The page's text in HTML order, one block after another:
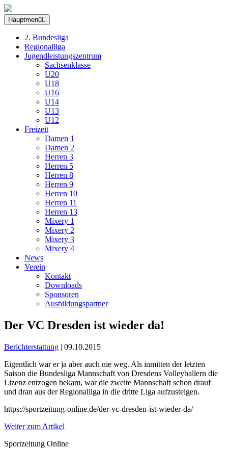
Hauptmenü
2. Bundesliga
Regionalliga
Jugendleistungszentrum
Sachsenklasse
U20
U18
U16
U14
U13
U12
Freizeit
Damen 1
Damen 2
Herren 3
Herren 5
Herren 8
Herren 9
Herren 10
Herren 11
Herren 13
Mixery 1
Mixery 2
Mixery 3
Mixery 4
News
Verein
Kontakt
Downloads
Sponsoren
Ausbildungspartner
Der VC Dresden ist wieder da!
Berichterstattung | 09.10.2015
Eigentlich war er ja aber auch nie weg. Als inmitten der letzten
Saison die Bundesliga Mannschaft von Dresdens Volleyballern die
Lizenz entzogen bekam, war die zweite Mannschaft schon drauf
und dran aus der Regionalliga in die dritte Liga aufzusteigen.
https://sportzeitung-online.de/der-vc-dresden-ist-wieder-da/
Weiter zum Artikel
Sportzeitung Online